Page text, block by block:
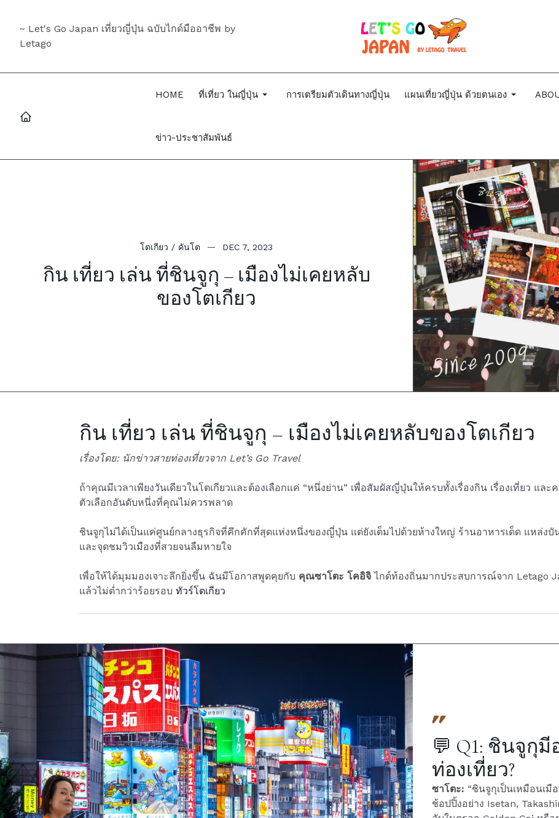
~ Let's Go Japan เที่ยวญี่ปุ่น ฉบับไกด์มืออาชีพ by
Letago
HOME ที่เที่ยว ในญี่ปุ่น การเตรียมตัวเดินทางญี่ปุ่น แผนเที่ยวญี่ปุ่น ด้วยตนเอง
ข่าว-ประชาสัมพันธ์
โตเกียว / คันโต DEC 7, 2023
กิน เที่ยว เล่น ที่ชินจูกุ – เมืองไม่เคยหลับ
ของโตเกียว
กิน เที่ยว เล่น ที่ชินจูกุ – เมืองไม่เคยหลับของโตเกียว
เรื่องโดย: นักข่าวสายท่องเที่ยวจาก Let’s Go Travel
ถ้าคุณมีเวลาเพียงวันเดียวในโตเกียวและต้องเลือกแค่ “หนึ่งย่าน” เพื่อสัมผัสญี่ปุ่นให้ครบทั้งเรื่องกิน เรื่องเที่ยว และ
ตัวเลือกอันดับหนึ่งที่คุณไม่ควรพลาด
ชินจูกุไม่ได้เป็นแค่ศูนย์กลางธุรกิจที่คึกคักที่สุดแห่งหนึ่งของญี่ปุ่น แต่ยังเต็มไปด้วยห้างใหญ่ ร้านอาหารเด็ด แหล่งบั
และจุดชมวิวเมืองที่สวยจนลืมหายใจ
เพื่อให้ได้มุมมองเจาะลึกยิ่งขึ้น ฉันมีโอกาสพูดคุยกับ คุณซาโตะ โคอิจิไกด์ท้องถิ่นมากประสบการณ์จาก Letago
แล้วไม่ต่ำกว่าร้อยรอบ ทัวร์โตเกียว
💬 Q1: ชินจูกุ
ท่องเที่ยว?
ซาโตะ: “ชินจูกุเป็นเหมือนเ
ช้อปปิ้งอย่าง Isetan,